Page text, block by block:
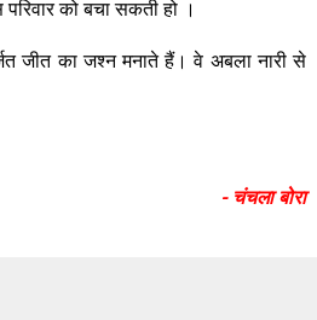
को बचा सकती हो ।
जीत का जश्न मनाते हैं। वे अबला नारी से
- चंचला बोरा